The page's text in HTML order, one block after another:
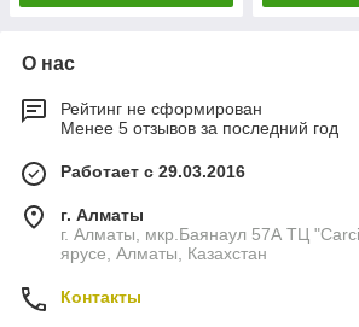
О нас
Рейтинг не сформирован
Менее 5 отзывов за последний год
Работает с 29.03.2016
г. Алматы
г. Алматы, мкр.Баянаул 57А ТЦ
ярусе, Алматы, Казахстан
Контакты